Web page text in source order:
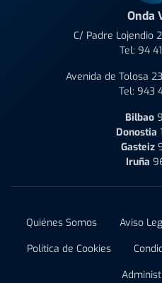
Onda
C/ Padre Lojendio
Tel: 94
Avenida de Tolosa
Tel: 943
Bilbao
Donostia
Gasteiz
Iruña
Quiénes Somos Aviso
Política de Cookies